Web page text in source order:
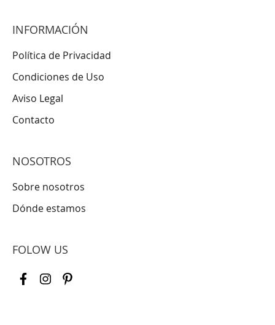
INFORMACIÓN
Política de Privacidad
Condiciones de Uso
Aviso Legal
Contacto
NOSOTROS
Sobre nosotros
Dónde estamos
FOLOW US